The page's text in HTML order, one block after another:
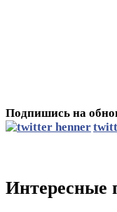
Подпишись на
Интересные